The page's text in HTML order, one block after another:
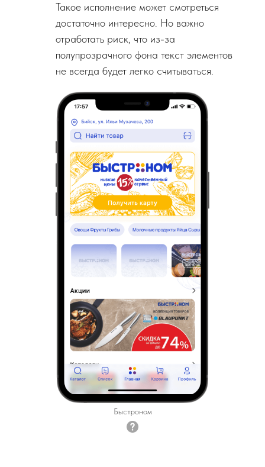
Такое исполнение может смотреться
достаточно интересно. Но важно
отработать риск, что из-за
полупрозрачного фона текст элементов
не всегда будет легко считываться.
Быстроном